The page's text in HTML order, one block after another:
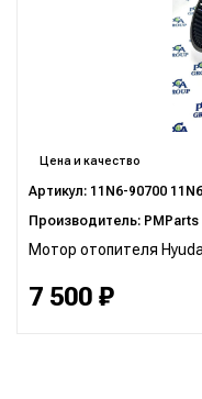
Цена и качество
Артикул: 11N6-90700
Производитель: PMParts
Мотор отопителя
7 500 ₽